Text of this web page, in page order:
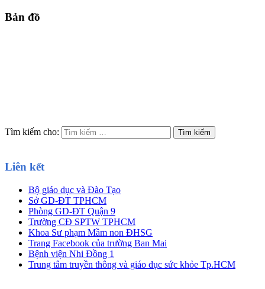
Bản đồ
Tìm kiếm cho:
Liên kết
Bộ giáo dục và Đào Tạo
Sở GD-ĐT TPHCM
Phòng GD-ĐT Quận 9
Trường CĐ SPTW TPHCM
Khoa Sư phạm Mầm non ĐHSG
Trang Facebook của trường Ban Mai
Bệnh viện Nhi Đồng 1
Trung tâm truyền thông và giáo dục sức khỏe Tp.HCM